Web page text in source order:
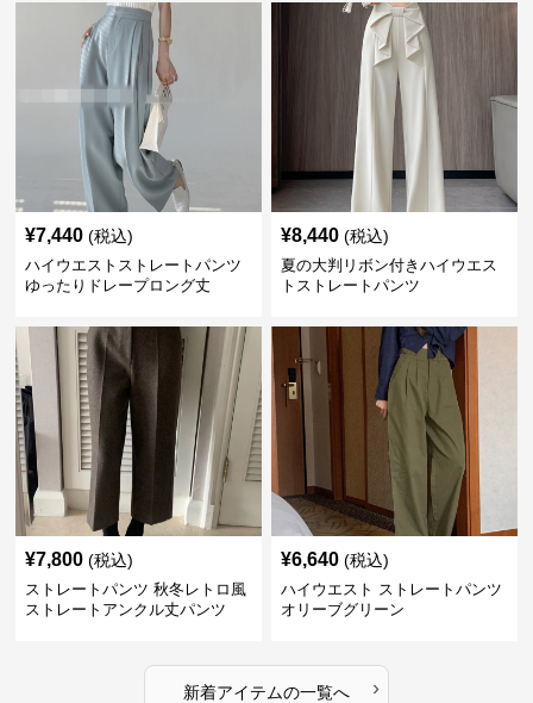
¥7,440 (税込)
ハイウエストストレートパンツ
ゆったりドレープロング丈
¥8,440 (税込)
夏の大判リボン付きハイウエス
トストレートパンツ
¥7,800 (税込)
ストレートパンツ 秋冬レトロ風
ストレートアンクル丈パンツ
¥6,640 (税込)
ハイウエスト ストレートパンツ
オリーブグリーン
新着アイテムの一覧へ ›